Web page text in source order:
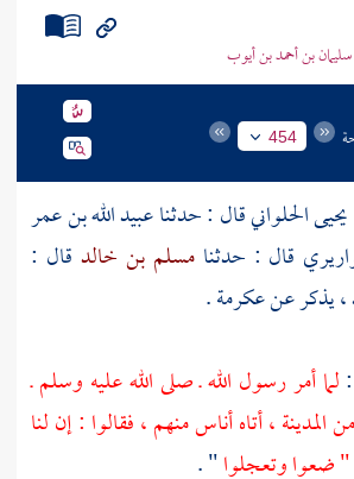
سليمان بن أحمد بن أيوب
454
الحلوانيقال : حدثناعبيد الله بن عمر
قال : حدثنامسلم بن خالد قال :
، يذكر عنعكرمة.
لما أمر رسول الله ـ صلى الله عليه وسلم ـ
منالمدينة ،أتاه أناس منهم ، فقالوا : إن لنا
" ضعوا وتعجلوا" .